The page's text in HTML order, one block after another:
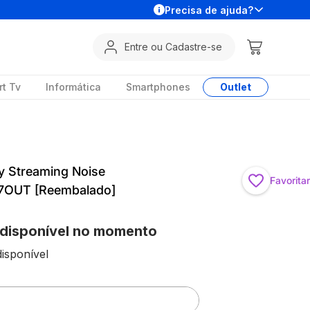
Precisa de ajuda?
Entre ou Cadastre-se
Tv Informática Smartphones Outlet
Streaming Noise
[Reembalado]
Favoritar
no momento